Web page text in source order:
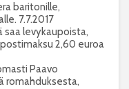
baritonille,
7.7.2017
levykaupoista,
2,60 euroa
Paavo
romahduksesta,